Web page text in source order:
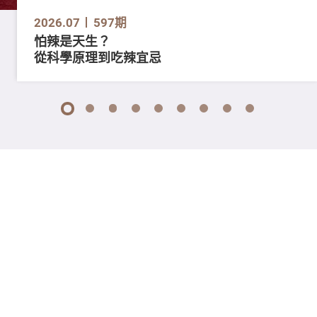
2026.07 597期
怕辣是天生？
從科學原理到吃辣宜忌
1 2 3 4 5 6 7 8 9